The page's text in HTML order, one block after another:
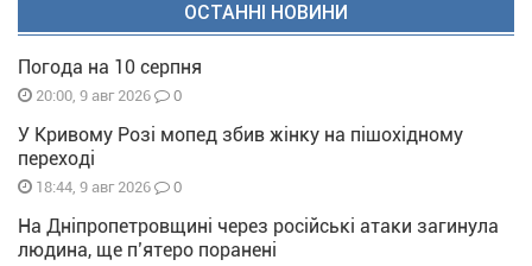
ОСТАННІ НОВИНИ
Погода на 10 серпня
20:00, 9 авг 2026 0
У Кривому Розі мопед збив жінку на пішохідному
переході
18:44, 9 авг 2026 0
На Дніпропетровщині через російські атаки загинула
людина, ще п’ятеро поранені